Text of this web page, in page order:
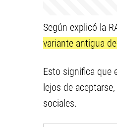
Según explicó la
variante antigua
Esto significa que
lejos de
sociales.